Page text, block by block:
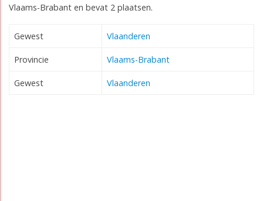
Vlaams-Brabant en bevat 2 plaatsen.
Gewest Vlaanderen
Provincie Vlaams-Brabant
Gewest Vlaanderen